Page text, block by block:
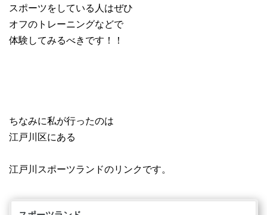
スポーツをしている人はぜひ
オフのトレーニングなどで
体験してみるべきです！！
ちなみに私が行ったのは
江戸川区にある
江戸川スポーツランドのリンクです。